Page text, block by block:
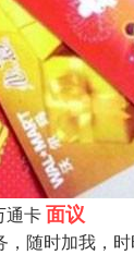
通卡面议
随时加我，